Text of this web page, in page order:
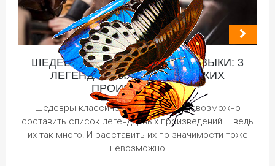
ШЕДЕВРЫ КЛАССИЧЕСКОЙ МУЗЫКИ: 3
ЛЕГЕНДАРНЫХ ПАТЕТИЧЕСКИХ
ПРОИЗВЕДЕНИЯ
Шедевры классической музыки… Невозможно
составить список легендарных произведений – ведь
их так много! И расставить их по значимости тоже
невозможно